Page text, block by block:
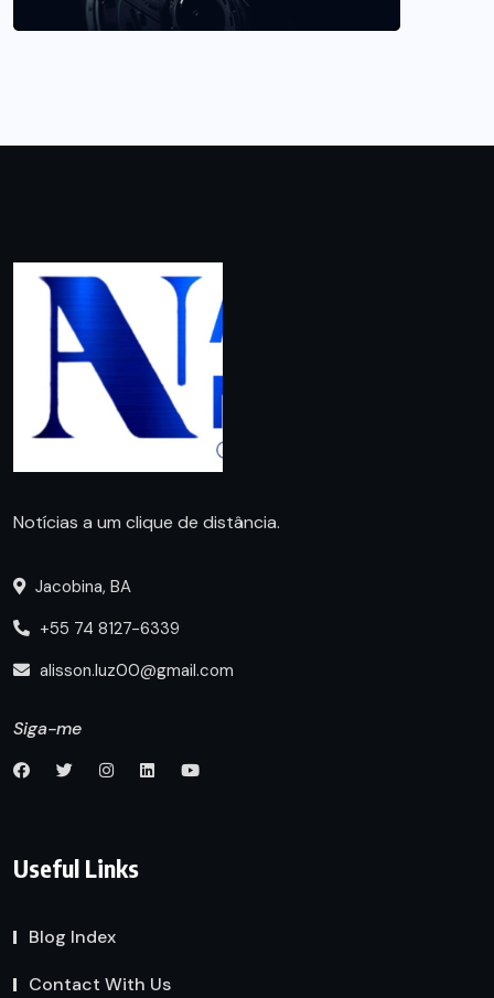
Notícias a um clique de distância.
Jacobina, BA
+55 74 8127-6339
alisson.luz00@gmail.com
Siga-me
Useful Links
Blog Index
Contact With Us